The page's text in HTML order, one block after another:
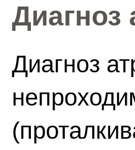
Диагноз
Диагноз